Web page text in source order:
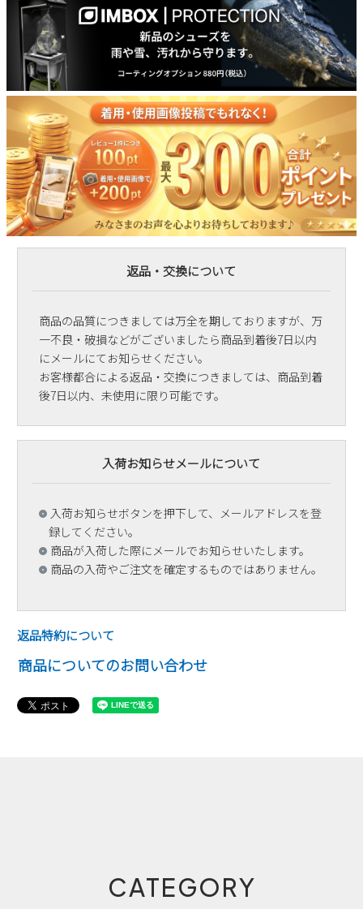
返品・交換について
商品の品質につきましては万全を期しておりますが、万
一不良・破損などがございましたら商品到着後7日以内
にメールにてお知らせください。
お客様都合による返品・交換につきましては、商品到着
後7日以内、未使用に限り可能です。
入荷お知らせメールについて
入荷お知らせボタンを押下して、メールアドレスを登
録してください。
商品が入荷した際にメールでお知らせいたします。
商品の入荷やご注文を確定するものではありません。
返品特約について
商品についてのお問い合わせ
CATEGORY